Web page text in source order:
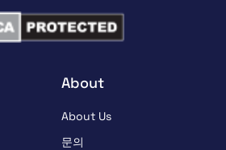
About
About Us
문의